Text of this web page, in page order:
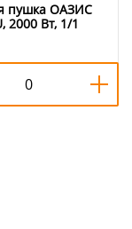
пушка ОАЗИС
2000 Вт, 1/1